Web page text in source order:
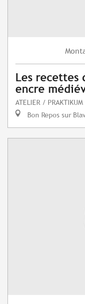
Les recettes
encre
ATELIER / PRAKTIKUM
Bon Repos sur